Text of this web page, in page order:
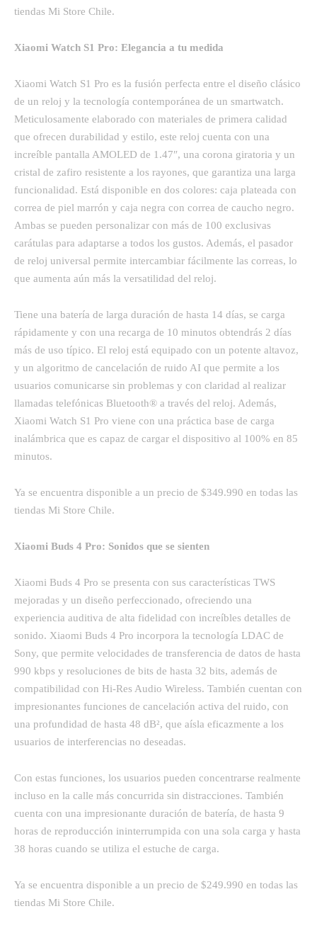
tiendas Mi Store Chile.
Xiaomi Watch S1 Pro: Elegancia a tu medida
Xiaomi Watch S1 Pro es la fusión perfecta entre el diseño clásico
de un reloj y la tecnología contemporánea de un smartwatch.
Meticulosamente elaborado con materiales de primera calidad
que ofrecen durabilidad y estilo, este reloj cuenta con una
increíble pantalla AMOLED de 1.47″, una corona giratoria y un
cristal de zafiro resistente a los rayones, que garantiza una larga
funcionalidad. Está disponible en dos colores: caja plateada con
correa de piel marrón y caja negra con correa de caucho negro.
Ambas se pueden personalizar con más de 100 exclusivas
carátulas para adaptarse a todos los gustos. Además, el pasador
de reloj universal permite intercambiar fácilmente las correas, lo
que aumenta aún más la versatilidad del reloj.
Tiene una batería de larga duración de hasta 14 días, se carga
rápidamente y con una recarga de 10 minutos obtendrás 2 días
más de uso típico. El reloj está equipado con un potente altavoz,
y un algoritmo de cancelación de ruido AI que permite a los
usuarios comunicarse sin problemas y con claridad al realizar
llamadas telefónicas Bluetooth® a través del reloj. Además,
Xiaomi Watch S1 Pro viene con una práctica base de carga
inalámbrica que es capaz de cargar el dispositivo al 100% en 85
minutos.
Ya se encuentra disponible a un precio de $349.990 en todas las
tiendas Mi Store Chile.
Xiaomi Buds 4 Pro: Sonidos que se sienten
Xiaomi Buds 4 Pro se presenta con sus características TWS
mejoradas y un diseño perfeccionado, ofreciendo una
experiencia auditiva de alta fidelidad con increíbles detalles de
sonido. Xiaomi Buds 4 Pro incorpora la tecnología LDAC de
Sony, que permite velocidades de transferencia de datos de hasta
990 kbps y resoluciones de bits de hasta 32 bits, además de
compatibilidad con Hi-Res Audio Wireless. También cuentan con
impresionantes funciones de cancelación activa del ruido, con
una profundidad de hasta 48 dB², que aísla eficazmente a los
usuarios de interferencias no deseadas.
Con estas funciones, los usuarios pueden concentrarse realmente
incluso en la calle más concurrida sin distracciones. También
cuenta con una impresionante duración de batería, de hasta 9
horas de reproducción ininterrumpida con una sola carga y hasta
38 horas cuando se utiliza el estuche de carga.
Ya se encuentra disponible a un precio de $249.990 en todas las
tiendas Mi Store Chile.